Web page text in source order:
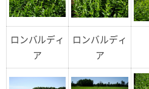
ロンバルディ
ア
ロンバルディ
ア